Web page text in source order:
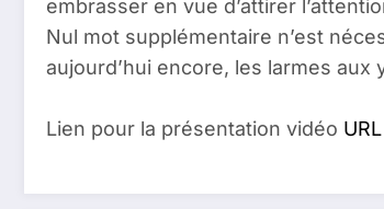
embrasser en vue d’attirer
Nul mot supplémentaire n’est
aujourd’hui encore, les larmes aux
Lien pour la présentation vidéo URL